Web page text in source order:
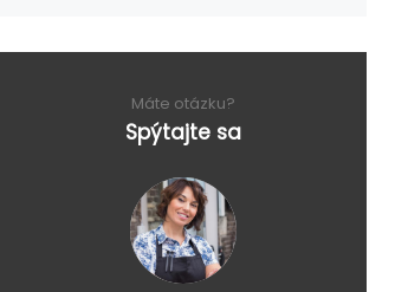
Máte otázku?
Spýtajte sa